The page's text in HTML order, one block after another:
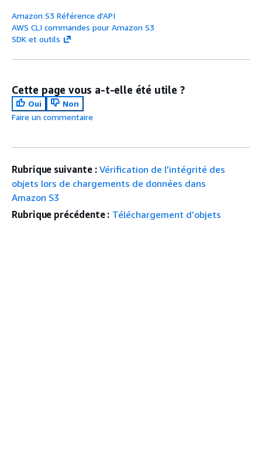
Amazon S3 Référence d'API
AWS CLI commandes pour Amazon S3
SDK et outils
Cette page vous a-t-elle été utile ?
Oui
Non
Faire un commentaire
Rubrique suivante : Vérification de l’intégrité des
objets lors de chargements de données dans
Amazon S3
Rubrique précédente : Téléchargement d’objets